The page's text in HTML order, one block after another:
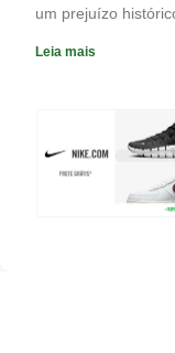
um prejuízo
Leia mais